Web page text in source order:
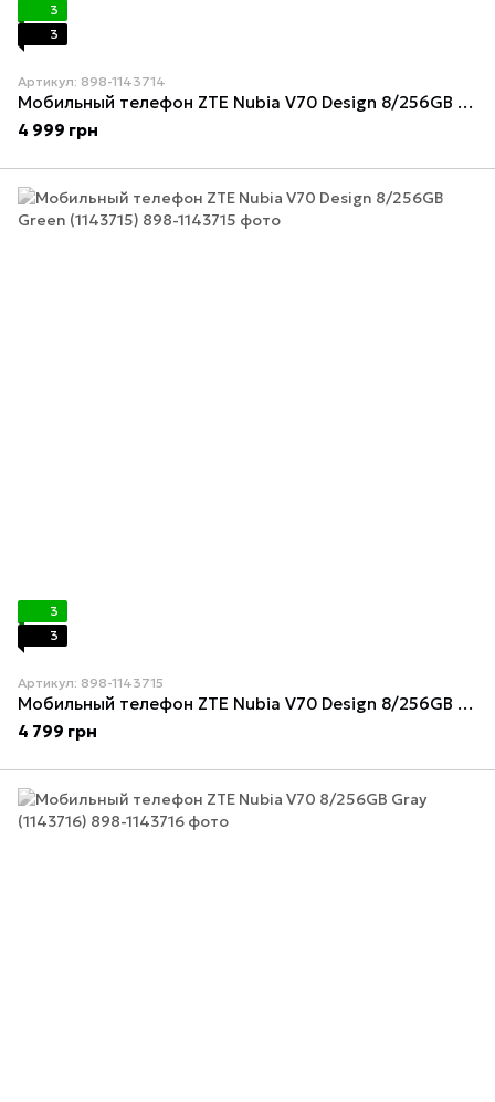
3
3
Артикул: 898-1143714
Мобильный телефон ZTE Nubia V70 Design 8/256GB Gray (1143714)
4 999 грн
3
3
Артикул: 898-1143715
Мобильный телефон ZTE Nubia V70 Design 8/256GB Green (1143715)
4 799 грн